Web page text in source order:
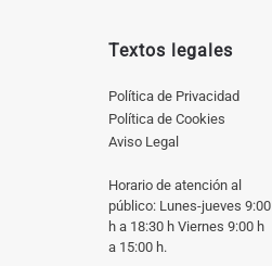
Textos legales
Política de Privacidad
Política de Cookies
Aviso Legal
Horario de atención al
público: Lunes-jueves 9:00
h a 18:30 h Viernes 9:00 h
a 15:00 h.